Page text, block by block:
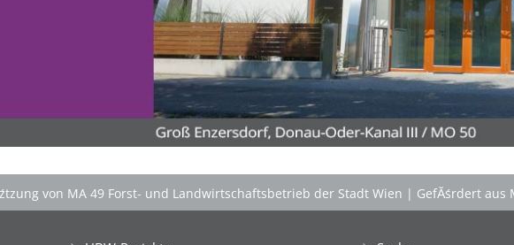
Kids nĂ¤chtigen auf der 'Augenweide'!
Gemeinsam mit Freund*innen im kuscheligen
'Schlafnest'nĂ¤chtigen, NaturhĂźtten im Wald
gestalten, kreativ ein FloĂŸ bauen, im NaturgewĂ¤sser
baden, klettern, tĂźmpeln, mikroskopieren â€Ś dem
Knistern am Lagerfeuer lauschen, abends die Au
erkunden und viele weitere Abenteuer erleben!
PĂ¤dagog*innen wissen zu begeistern. Sie sorgen rund
um die Uhr um das Wohl der Kinder, fĂźr Bewegung
und Freude im Camp-Alltag, â€Ś ebenso fĂźr die
von MA 49 Forst- und Landwirtschaftsbetrieb der Stadt Wien | GefĂśrdert aus